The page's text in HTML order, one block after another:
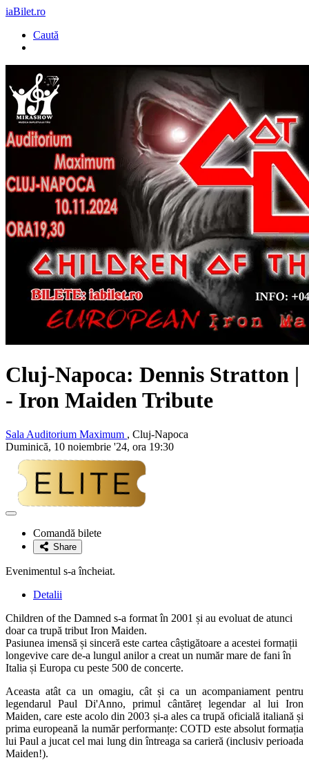
iaBilet.ro
Caută
Cluj-Napoca: Dennis Stratton |
- Iron Maiden Tribute
Sala Auditorium Maximum , Cluj-Napoca
Duminică, 10 noiembrie '24, ora 19:30
Adaugă
favoriteComandă bilete
Share
Evenimentul s-a încheiat.
Detalii
Children of the Damned s-a format în 2001 și au evoluat de atunci
doar ca trupă tribut Iron Maiden.
Pasiunea imensă și sinceră este cartea câștigătoare a acestei formații
longevive care de-a lungul anilor a creat un număr mare de fani în
Italia și Europa cu peste 500 de concerte.
Aceasta atât ca un omagiu, cât și ca un acompaniament pentru
legendarul Paul Di'Anno, primul cântăreț legendar al lui Iron
Maiden, care este acolo din 2003 și-a ales ca trupă oficială italiană și
prima europeană la număr performanțe: COTD este absolut formația
lui Paul a jucat cel mai lung din întreaga sa carieră (inclusiv perioada
Maiden!).